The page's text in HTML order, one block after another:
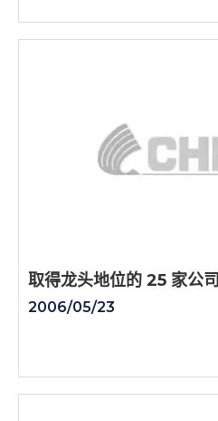
取得龙头地位的 25 家公司
2006/05/23